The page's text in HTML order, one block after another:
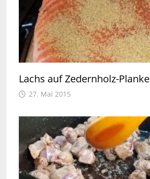
Lachs auf Zedernholz-Planke
27. Mai 2015